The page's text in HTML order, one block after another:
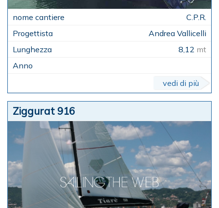
C.P.R.
Andrea Vallicelli
8,12 mt
vedi di più
Ziggurat 916